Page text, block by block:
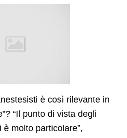
è così rilevante in
“Il punto di vista degli
molto particolare”,